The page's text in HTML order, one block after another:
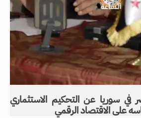
في سوريا عن التحكيم الاستثماري
على الاقتصاد الرقمي